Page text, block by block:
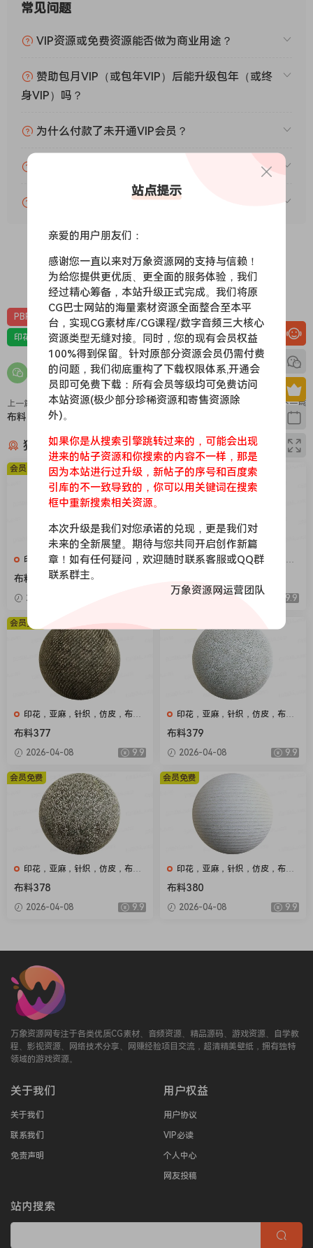
常见问题
VIP资源或免费资源能否做为商业用途？
赞助包月VIP（或包年VIP）后能升级包年（或终
身VIP）吗？
为什么付款了未开通VIP会员？
VIP会员剩余时间查询？
0 0
PBR-布料 PBR材质（在线预览）
印花，亚麻，针织，仿皮，布匹，家纺，绒布 材质贴图
上一篇
布料090
下一篇
布料088
猜你喜欢
印花，亚麻，针织，仿皮，布
匹，家纺，绒布
布料376
2026-04-08
会员免费
印花，亚麻，针织，仿皮，布
9.9
会员免费
印花，亚麻，针织，仿皮，布
匹，家纺，绒布
布料377
2026-04-08 9.9
会员免费
印花，亚麻，针织，仿皮，布
匹，家纺，绒布
布料379
2026-04-08 9.9
印花，亚麻，针织，仿皮，布
匹，家纺，绒布
布料378
2026-04-08 9.9
会员免费
印花，亚麻，针织，仿皮，布
匹，家纺，绒布
布料380
2026-04-08 9.9
会员免费
万象资源网专注于各类优质CG素材、音频资源、精品源码、游戏资源、自学教
程、影视资源、网络技术分享、网赚经验项目交流，超清精美壁纸，拥有独特
领域的游戏资源。
关于我们
关于我们
联系我们
免责声明
用户权益
用户协议
VIP必读
个人中心
网友投稿
站内搜索
站点提示
亲爱的用户朋友们：
感谢您一直以来对万象资源网的支持与信赖！
为给您提供更优质、更全面的服务体验，我们
经过精心筹备，本站升级正式完成。我们将原
CG巴士网站的海量素材资源全面整合至本平
台，实现CG素材库/CG课程/数字音频三大核心
资源类型无缝对接。同时，您的现有会员权益
100%得到保留。针对原部分资源会员仍需付费
的问题，我们彻底重构了下载权限体系,开通会
员即可免费下载：所有会员等级均可免费访问
本站资源(极少部分珍稀资源和寄售资源除
外)。
如果你是从搜索引擎跳转过来的，可能会出现
进来的帖子资源和你搜索的内容不一样，那是
因为本站进行过升级，新帖子的序号和百度索
引库的不一致导致的，你可以用关键词在搜索
框中重新搜索相关资源。
本次升级是我们对您承诺的兑现，更是我们对
未来的全新展望。期待与您共同开启创作新篇
章！如有任何疑问，欢迎随时联系客服或QQ群
联系群主。
万象资源网运营团队